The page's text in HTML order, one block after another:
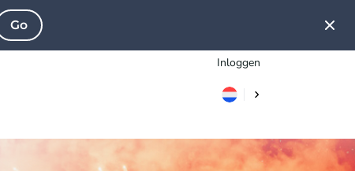
Inloggen
Go